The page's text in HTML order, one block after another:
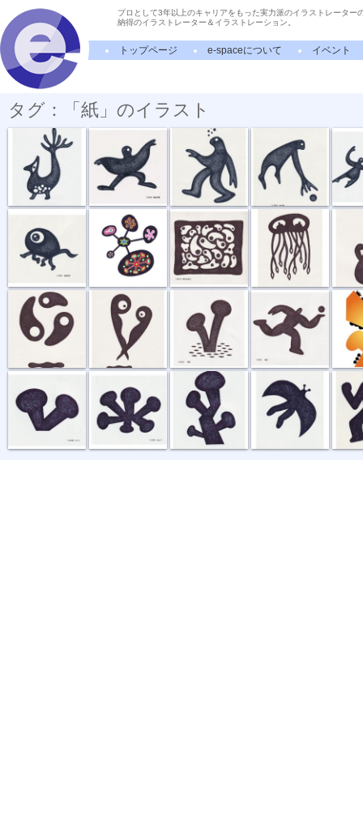
プロとして3年以上のキャリアをもった実力派のイラストレーター
納得のイラストレーター＆イラストレーション。
トップページ e-spaceについて イベント
タグ：「紙」のイラスト
敵か味方か 歓迎の舞 ほろ酔い気分
４足歩行 閉じ込める
発芽 運ぶ 帰り道
キノコ おしべ いのちの樹 飛ぶ 手応